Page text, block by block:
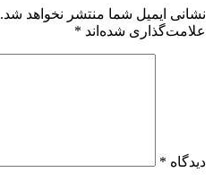
نشانی ایمیل شما منتشر نخواهد شد.
علامت‌گذاری شده‌اند *
دیدگاه *